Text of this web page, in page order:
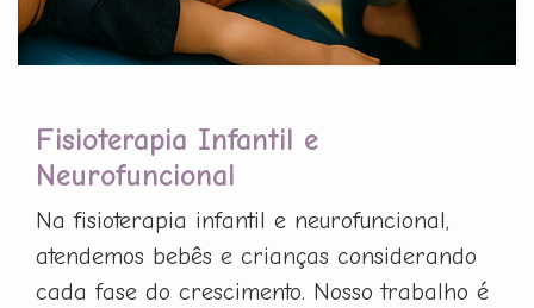
Fisioterapia Infantil e
Neurofuncional
Na fisioterapia infantil e neurofuncional,
atendemos bebês e crianças considerando
cada fase do crescimento. Nosso trabalho é